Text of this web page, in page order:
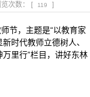
览次数： [ 119 ]
节，主题是“以教育家
时代教师立德树人、
里行”栏目，讲好东林